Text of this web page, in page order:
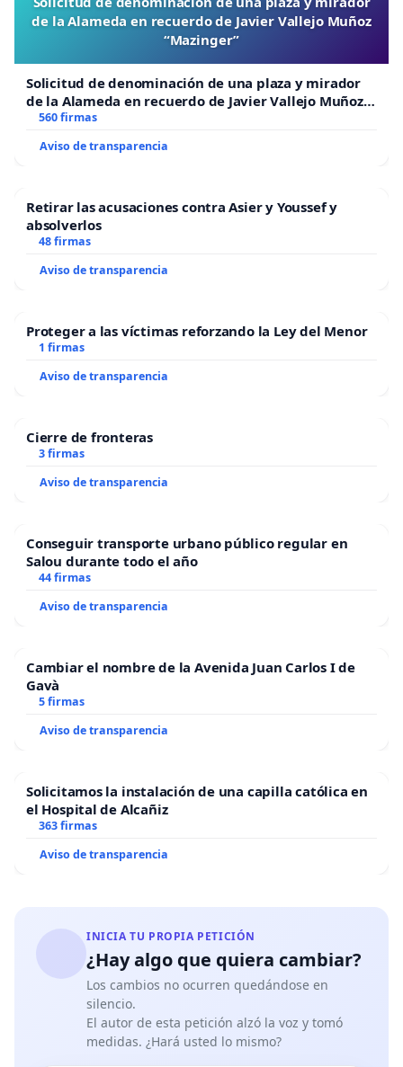
de la Alameda en recuerdo de Javier Vallejo Muñoz
“Mazinger”
Solicitud de denominación de una plaza y mirador
de la Alameda en recuerdo de Javier Vallejo Muñoz
“Mazinger”
560 firmas
Aviso de transparencia
Retirar las acusaciones contra Asier y Youssef y
absolverlos
48 firmas
Aviso de transparencia
Proteger a las víctimas reforzando la Ley del Menor
1 firmas
Aviso de transparencia
Cierre de fronteras
3 firmas
Aviso de transparencia
Conseguir transporte urbano público regular en
Salou durante todo el año
44 firmas
Aviso de transparencia
Cambiar el nombre de la Avenida Juan Carlos I de
Gavà
5 firmas
Aviso de transparencia
Solicitamos la instalación de una capilla católica en
el Hospital de Alcañiz
363 firmas
Aviso de transparencia
INICIA TU PROPIA PETICIÓN
¿Hay algo que quiera cambiar?
Los cambios no ocurren quedándose en
silencio.
El autor de esta petición alzó la voz y tomó
medidas. ¿Hará usted lo mismo?